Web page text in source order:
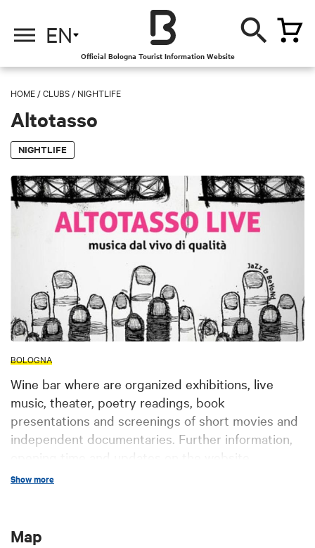
EN
Official Bologna Tourist Information Website
HOME /CLUBS / NIGHTLIFE
Altotasso
NIGHTLIFE
BOLOGNA
Wine bar where are organized exhibitions, live
music, theater, poetry readings, book
presentations and screenings of short movies and
independent documentaries. Further information,
opening time and updates on the website
Altotasso
Show more
Map